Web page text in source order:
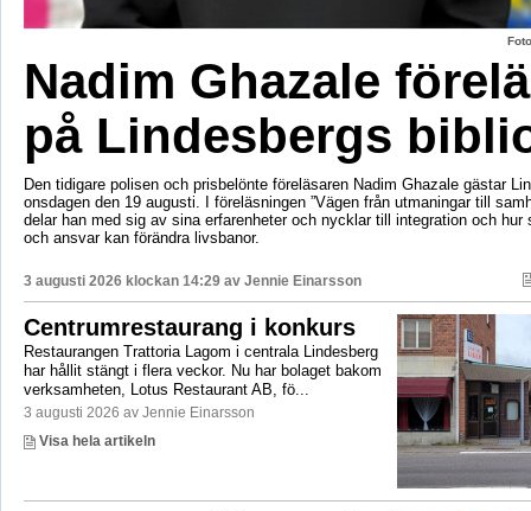
Nadim Ghazale
på Lindesbergs
Den tidigare polisen och prisbelönte föreläsaren Nadim Ghazale gästar
onsdagen den 19 augusti. I föreläsningen ”Vägen från utmaningar till
delar han med sig av sina erfarenheter och nycklar till integration och hur
och ansvar kan förändra livsbanor.
3 augusti 2026 klockan 14:29 av Jennie Einarsson
Centrumrestaurang i konkurs
Restaurangen Trattoria Lagom i centrala Lindesberg
har hållit stängt i flera veckor. Nu har bolaget bakom
verksamheten, Lotus Restaurant AB, fö...
3 augusti 2026 av Jennie Einarsson
Visa hela artikeln